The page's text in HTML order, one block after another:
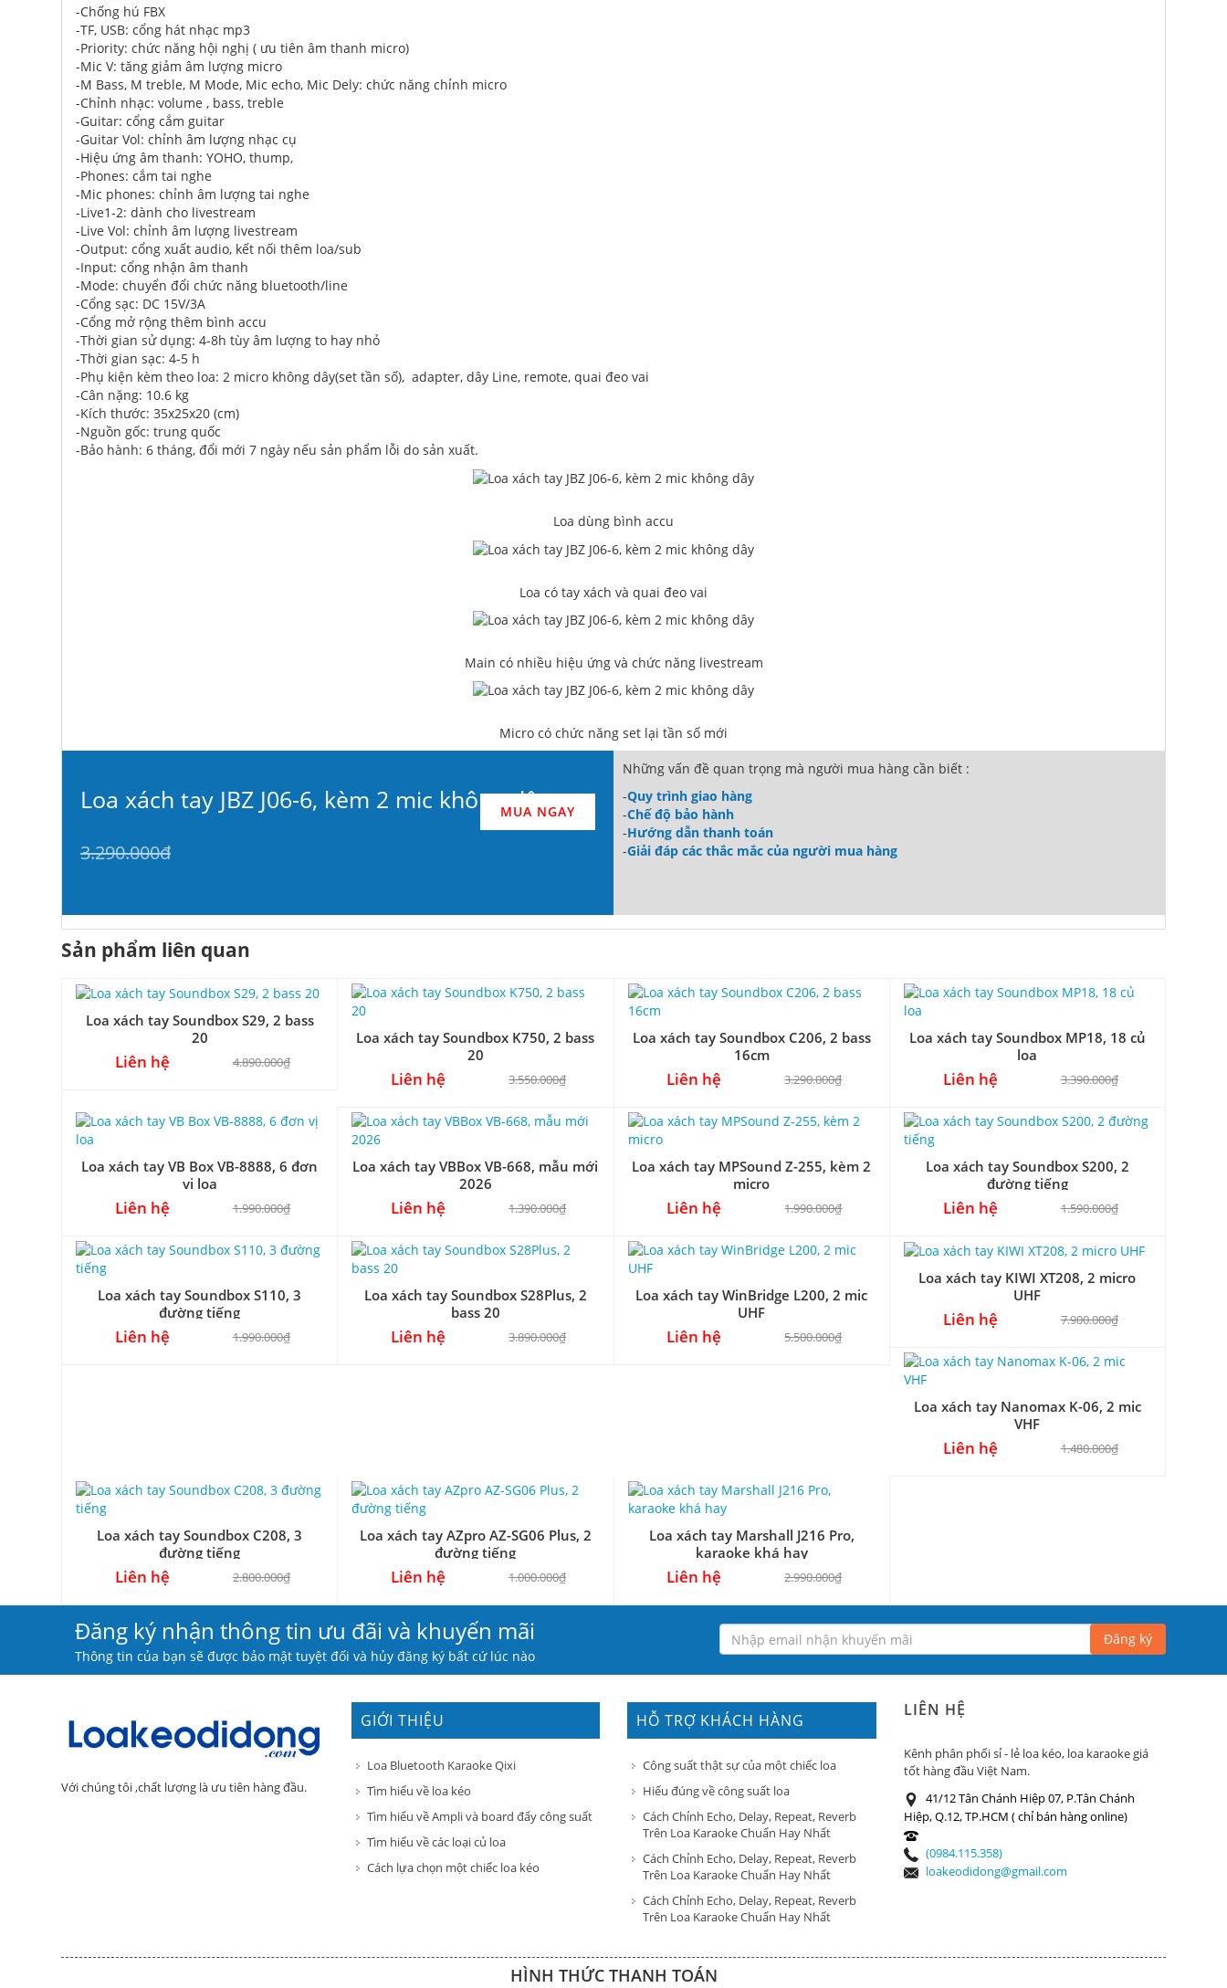
-Chống hú FBX
-TF, USB: cổng hát nhạc mp3
-Priority: chức năng hội nghị ( ưu tiên âm thanh micro)
-Mic V: tăng giảm âm lượng micro
-M Bass, M treble, M Mode, Mic echo, Mic Dely: chức năng chỉnh micro
-Chỉnh nhạc: volume , bass, treble
-Guitar: cổng cắm guitar
-Guitar Vol: chỉnh âm lượng nhạc cụ
-Hiệu ứng âm thanh: YOHO, thump,
-Phones: cắm tai nghe
-Mic phones: chỉnh âm lượng tai nghe
-Live1-2: dành cho livestream
-Live Vol: chỉnh âm lượng livestream
-Output: cổng xuất audio, kết nối thêm loa/sub
-Input: cổng nhận âm thanh
-Mode: chuyển đổi chức năng bluetooth/line
-Cổng sạc: DC 15V/3A
-Cổng mở rộng thêm bình accu
-Thời gian sử dụng: 4-8h tùy âm lượng to hay nhỏ
-Thời gian sạc: 4-5 h
-Phụ kiện kèm theo loa: 2 micro không dây(set tần số), adapter, dây Line, remote, quai đeo vai
-Cân nặng: 10.6 kg
-Kích thước: 35x25x20 (cm)
-Nguồn gốc: trung quốc
-Bảo hành: 6 tháng, đổi mới 7 ngày nếu sản phẩm lỗi do sản xuất.
Loa dùng bình accu
Loa có tay xách và quai đeo vai
Main có nhiều hiệu ứng và chức năng livestream
Micro có chức năng set lại tần số mới
Loa xách tay JBZ J06-6, kèm 2 mic không dây
3.290.000đ
MUA NGAY
Những vấn đề quan trọng mà người mua hàng cần biết :
-Quy trình giao hàng
-Chế độ bảo hành
-Hướng dẫn thanh toán
-Giải đáp các thắc mắc của người mua hàng
Sản phẩm liên quan
Loa xách tay Soundbox S29, 2 bass
20
Liên hệ 4.890.000₫
Loa xách tay Soundbox K750, 2 bass
20
Liên hệ 3.550.000₫
Loa xách tay Soundbox C206, 2 bass
16cm
Liên hệ 3.290.000₫
Loa xách tay Soundbox MP18, 18 củ
loa
Liên hệ 3.390.000₫
Loa xách tay VB Box VB-8888, 6 đơn
vị loa
Liên hệ 1.990.000₫
Loa xách tay VBBox VB-668, mẫu mới
2026
Liên hệ 1.390.000₫
Loa xách tay MPSound Z-255, kèm 2
micro
Liên hệ 1.990.000₫
Loa xách tay Soundbox S200, 2
đường tiếng
Liên hệ 1.590.000₫
Loa xách tay Soundbox S110, 3
đường tiếng
Liên hệ 1.990.000₫
Loa xách tay Soundbox S28Plus, 2
bass 20
Liên hệ 3.890.000₫
Loa xách tay WinBridge L200, 2 mic
UHF
Liên hệ 5.500.000₫
Loa xách tay KIWI XT208, 2 micro
UHF
Liên hệ 7.900.000₫
Loa xách tay Nanomax K-06, 2 mic
VHF
Liên hệ 1.480.000₫
Loa xách tay Soundbox C208, 3
đường tiếng
Liên hệ 2.800.000₫
Loa xách tay AZpro AZ-SG06 Plus, 2
đường tiếng
Liên hệ 1.000.000₫
Loa xách tay Marshall J216 Pro,
karaoke khá hay
Liên hệ 2.990.000₫
Đăng ký nhận thông tin ưu đãi và khuyến mãi
Thông tin của bạn sẽ được bảo mật tuyệt đối và hủy đăng ký bất cứ lúc nào
Đăng ký
Với chúng tôi ,chất lượng là ưu tiên hàng đầu.
GIỚI THIỆU
Loa Bluetooth Karaoke Qixi
Tìm hiểu về loa kéo
Tìm hiểu về Ampli và board đẩy công suất
Tìm hiểu về các loại củ loa
Cách lựa chọn một chiếc loa kéo
HỖ TRỢ KHÁCH HÀNG
Công suất thật sự của một chiếc loa
Hiểu đúng về công suất loa
Cách Chỉnh Echo, Delay, Repeat, Reverb
Trên Loa Karaoke Chuẩn Hay Nhất
Cách Chỉnh Echo, Delay, Repeat, Reverb
Trên Loa Karaoke Chuẩn Hay Nhất
Cách Chỉnh Echo, Delay, Repeat, Reverb
Trên Loa Karaoke Chuẩn Hay Nhất
LIÊN HỆ
Kênh phân phối sỉ - lẻ loa kéo, loa karaoke giá
tốt hàng đầu Việt Nam.
41/12 Tân Chánh Hiệp 07, P.Tân Chánh
Hiệp, Q.12, TP.HCM ( chỉ bán hàng online)
(0984.115.358)
loakeodidong@gmail.com
HÌNH THỨC THANH TOÁN